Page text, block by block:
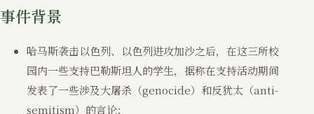
事件背景
哈马斯袭击以色列、以色列进攻加沙之后，在这三所校
园内一些支持巴勒斯坦人的学生，据称在支持活动期间
发表了一些涉及大屠杀（genocide）和反犹太（anti-
semitism）的言论；